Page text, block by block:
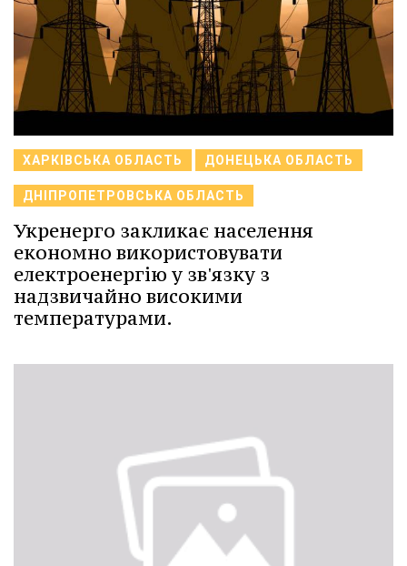
ХАРКІВСЬКА ОБЛАСТЬ ДОНЕЦЬКА ОБЛАСТЬ
ДНІПРОПЕТРОВСЬКА ОБЛАСТЬ
Укренерго закликає населення
економно використовувати
електроенергію у зв'язку з
надзвичайно високими
температурами.